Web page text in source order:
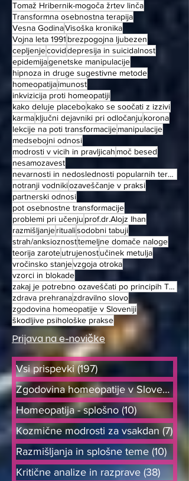
Tomaž Hribernik-mogoča žrtev linča
Transformna osebnostna terapija
Vesna GodinaVisoška kronika
Vojna leta 1991 brezpogojna ljubezen
cepljenjecoviddepresija in suicidalnost
epidemijagenetske manipulacije
hipnoza in druge sugestivne metode
homeopatijaimunost
inkvizicija proti homeopatiji
kako deluje placebokako se soočati z izzivi
karmaključni dejavniki pri odločanju korona
lekcije na poti transformacijemanipulacije
medsebojni odnosi
modrosti v vicih in pravljicah moč besed
nesamozavest
nevarnosti in nedoslednosti popularnih terapjiskih metod
notranji vodnikiozaveščanje v praksi
partnerski odnosi
pot osebnostne transformacije
problemi pri učenju prof.dr.Alojz Ihan
razmišljanjeritualisodobni tabuji
strah/anksioznosttemeljne domače naloge
teorija zaroteutrujenostučinek metulja
vročinsko stanjevzgoja otroka
vzorci in blokade
zakaj je potrebno ozaveščati po principih TOT
zdrava prehranazdravilno slovo
zgodovina homeopatije v Sloveniji
škodljive psihološke prakse
Prijava na e-novičke
Vsi prispevki (197)
Zgodovina homeopatije v Sloveniji
Homeopatija - splošno (10)10 objav
Kozmične modrosti za vsakdan (7) 7
Razmišljanja in splošne teme (10)10
Kritične analize in razprave (38) 38